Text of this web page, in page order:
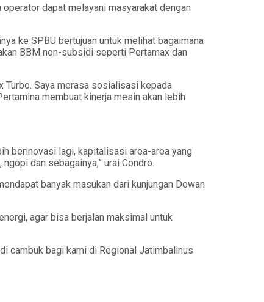
dapat melayani masyarakat dengan
ke SPBU bertujuan untuk melihat bagaimana
BBM non-subsidi seperti Pertamax dan
Turbo. Saya merasa sosialisasi kepada
membuat kinerja mesin akan lebih
berinovasi lagi, kapitalisasi area-area yang
dan sebagainya,” urai Condro.
banyak masukan dari kunjungan Dewan
agar bisa berjalan maksimal untuk
cambuk bagi kami di Regional Jatimbalinus